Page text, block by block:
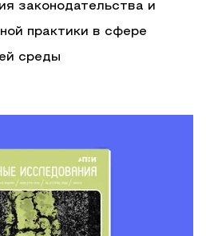
законодательства и
практики в сфере
среды